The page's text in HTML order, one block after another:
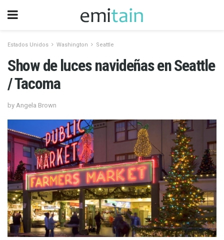
Estados Unidos Washington Seattle
Show de luces navideñas en Seattle
/ Tacoma
by Angela Brown